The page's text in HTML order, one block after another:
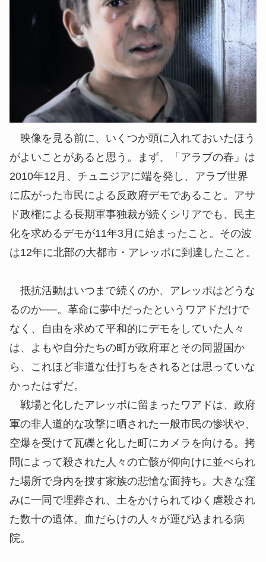
映像を見る前に、いくつか頭に入れておいたほう
がよいことがあると思う。まず、「アラブの春」は
2010年12月、チュニジアに端を発し、アラブ世界
に広がった市民による反政府デモであること。アサ
ド政権による長期軍事独裁が続くシリアでも、民主
化を求めるデモが11年3月に始まったこと。その波
は12年に北部の大都市・アレッポに到達したこと。
抵抗活動はいつまで続くのか、アレッポはどうな
るのか──。革命に夢中だったというワアドだけで
なく、自由を求めて平和的にデモをしていた人々
は、よもや自分たちの町が政府軍とその同盟国か
ら、これほど非道な仕打ちをされるとは思っていな
かったはずだ。
戦場と化したアレッポに留 まったワアドは、政府
軍の非人道的な攻撃に晒された一般市民の惨状や、
空爆を受けて瓦礫と化した町にカメラを向ける。拷
問によって殺された人々の亡骸が仰向けに並べられ
た場所で身内を捜す家族の悲愴な面持ち。大きな窪
みに一同で埋葬され、土をかけられてゆく虐殺され
た数十の遺体。血だらけの人々が運び込まれる病
院。